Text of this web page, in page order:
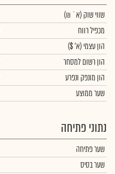
שווי שוק (א` ₪)
מכפיל רווח
הון עצמי (א' $)
הון רשום למסחר
הון מונפק ונפרע
שער ממוצע
נתוני פתיחה
שער פתיחה
שער בסיס